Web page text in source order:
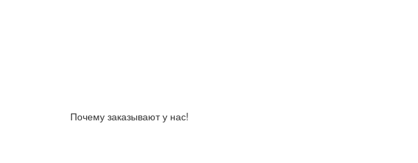
Почему заказывают у нас!